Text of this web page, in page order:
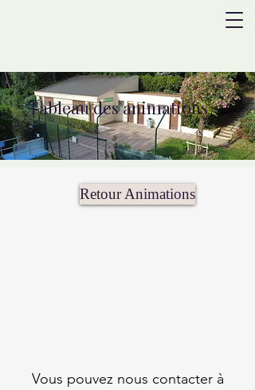
Tableau des animations
Retour Animations
Vous pouvez nous contacter à